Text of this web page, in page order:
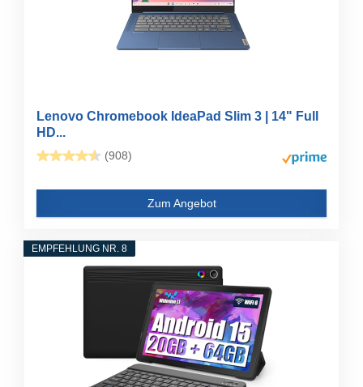
Lenovo Chromebook IdeaPad Slim 3 | 14" Full
HD...
(908)
Zum Angebot
EMPFEHLUNG NR. 8